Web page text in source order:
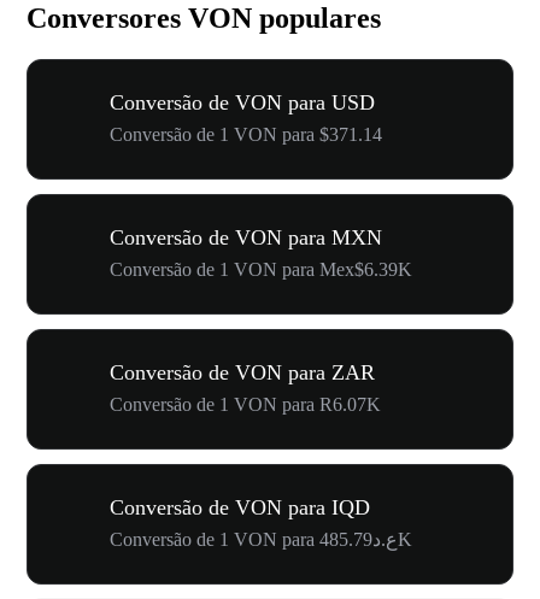
Conversores VON populares
Conversão de VON para USD
Conversão de 1 VON para $371.14
Conversão de VON para MXN
Conversão de 1 VON para Mex$6.39K
Conversão de VON para ZAR
Conversão de 1 VON para R6.07K
Conversão de VON para IQD
Conversão de 1 VON para ع.د485.79K